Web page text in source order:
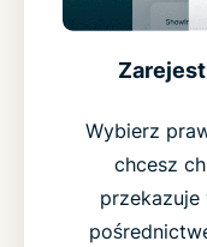
Wybierz
chcesz